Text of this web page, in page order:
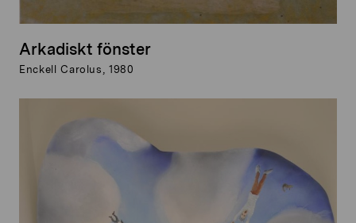
Arkadiskt fönster
Enckell Carolus, 1980